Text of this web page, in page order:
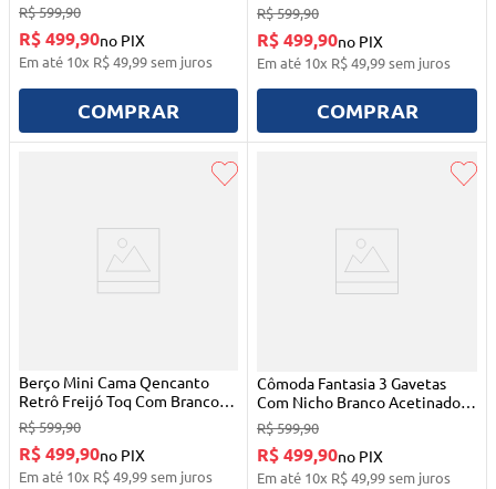
R$599,90
R$ 499,90no PIX
Em até 10x R$49,99sem juros
COMPRAR
R$599,90
R$ 499,90no PIX
Em até 10x R$49,99sem juros
COMPRAR
Berço Mini Cama Qencanto
Retrô Freijó Toq Com Branco
Qmovi
R$599,90
R$ 499,90no PIX
Em até 10x R$49,99sem juros
Cômoda Fantasia 3 Gavetas
Com Nicho Branco Acetinado
Qmovi
R$599,90
R$ 499,90no PIX
Em até 10x R$49,99sem juros